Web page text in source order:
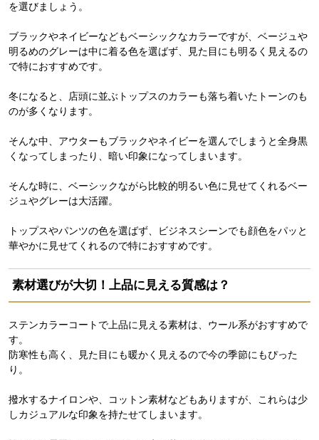
を選びましょう。
ブラックやネイビーなどもベーシックなカラーですが、ベージュや
明るめのグレーは中に着る色を選ばず、見た目にも明るく見えるの
で特におすすめです。
冬になると、店頭に並ぶトップスのカラーも落ち着いたトーンのも
のが多くなります。
そんな中、アウターもブラックやネイビーを選んでしまうと全身黒
くなってしまったり、暗い印象になってしまいます。
そんな時に、ベーシックながら比較的明るい色に見せてくれるベー
ジュやグレーは大活躍。
トップスやパンツの色を選ばず、ビジネスシーンでも顔色をパッと
華やかに見せてくれるので特におすすめです。
素材選びが大切！上品に見える質感は？
ステンカラーコートで上品に見える素材は、ウール系がおすすめで
す。
防寒性も高く、見た目にも暖かく見えるので今の季節にもぴった
り。
撥水するナイロンや、コットン素材などもありますが、これらは少
しカジュアルな印象を持たせてしまいます。